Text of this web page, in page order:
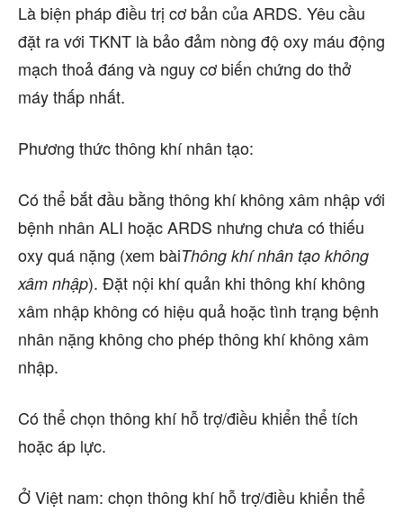
Là biện pháp điều trị cơ bản của ARDS. Yêu cầu
đặt ra với TKNT là bảo đảm nòng độ oxy máu động
mạch thoả đáng và nguy cơ biến chứng do thở
máy thấp nhất.
Phương thức thông khí nhân tạo:
Có thể bắt đầu bằng thông khí không xâm nhập với
bệnh nhân ALI hoặc ARDS nhưng chưa có thiếu
oxy quá nặng (xem bàiThông khí nhân tạo không
xâm nhập). Đặt nội khí quản khi thông khí không
xâm nhập không có hiệu quả hoặc tình trạng bệnh
nhân nặng không cho phép thông khí không xâm
nhập.
Có thể chọn thông khí hỗ trợ/điều khiển thể tích
hoặc áp lực.
Ở Việt nam: chọn thông khí hỗ trợ/điều khiển thể